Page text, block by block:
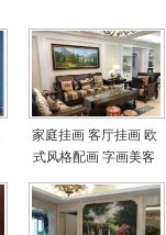
家庭挂画 客厅挂画 欧
式风格配画 字画美客